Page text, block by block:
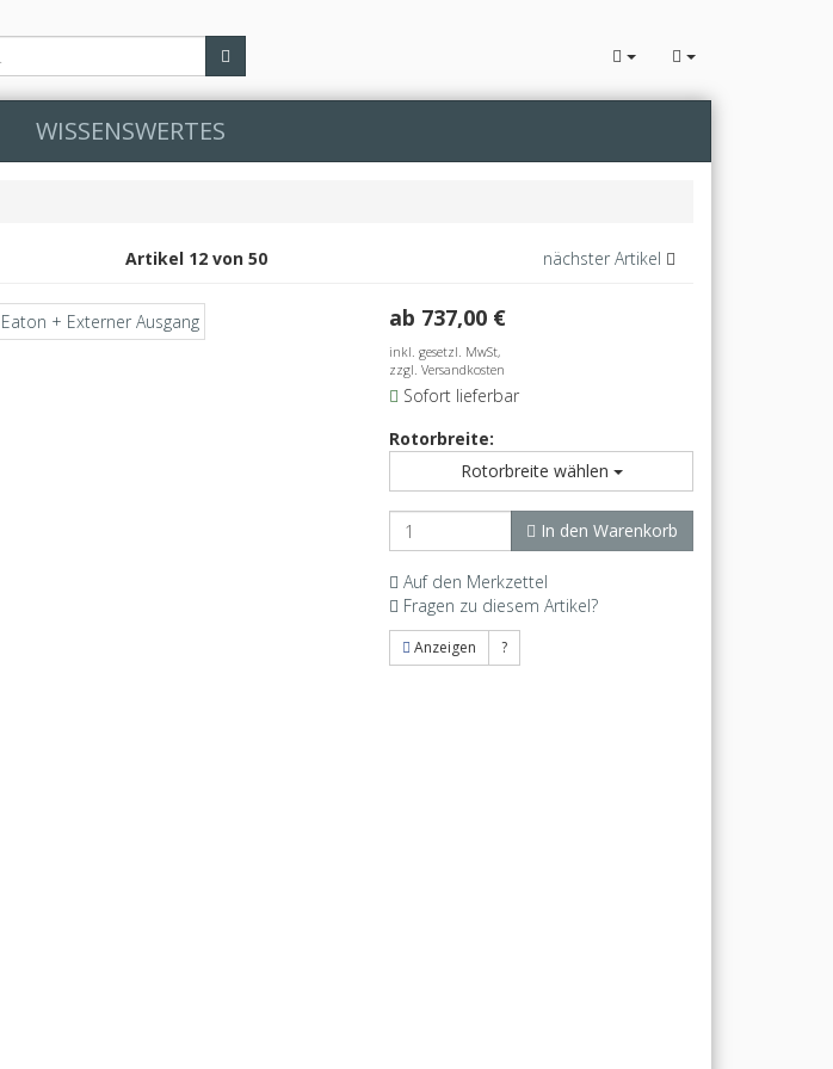
WISSENSWERTES
Artikel 12 von 50 nächster Artikel
ab 737,00 €
inkl. gesetzl. MwSt,
zzgl. Versandkosten
Sofort lieferbar
Rotorbreite:
Rotorbreite wählen
In den Warenkorb
Auf den Merkzettel
Fragen zu diesem Artikel?
Anzeigen ?